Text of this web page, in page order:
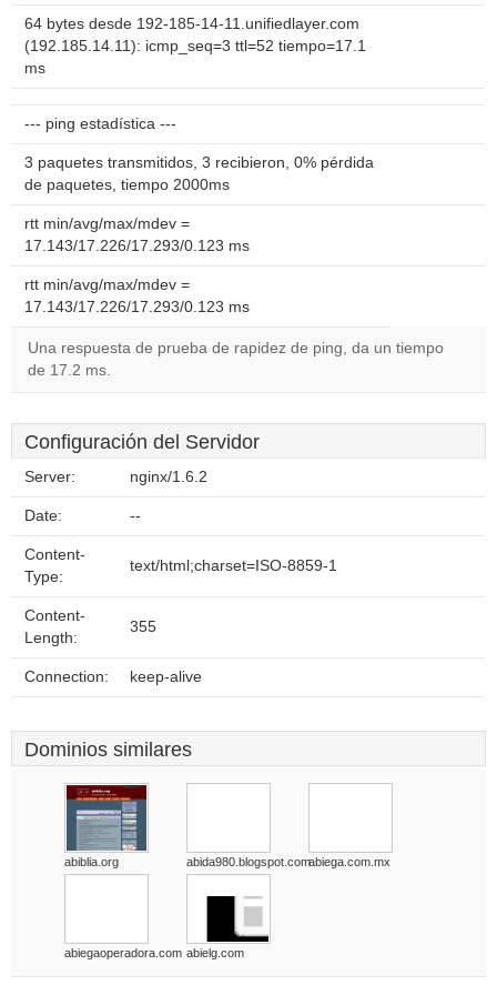
64 bytes desde 192-185-14-11.unifiedlayer.com
(192.185.14.11): icmp_seq=3 ttl=52 tiempo=17.1
ms
--- ping estadística ---
3 paquetes transmitidos, 3 recibieron, 0% pérdida
de paquetes, tiempo 2000ms
rtt min/avg/max/mdev =
17.143/17.226/17.293/0.123 ms
rtt min/avg/max/mdev =
17.143/17.226/17.293/0.123 ms
Una respuesta de prueba de rapidez de ping, da un tiempo
de 17.2 ms.
Configuración del Servidor
Server: nginx/1.6.2
Date: --
Content-
Type:
text/html;charset=ISO-8859-1
Content-
Length:
355
Connection: keep-alive
Dominios similares
abiblia.org abida980.blogspot.comabiega.com.mx
abiegaoperadora.com abielg.com